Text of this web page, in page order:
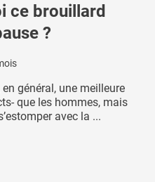
ce brouillard
?
général, une meilleure
que les hommes, mais
avec la ...